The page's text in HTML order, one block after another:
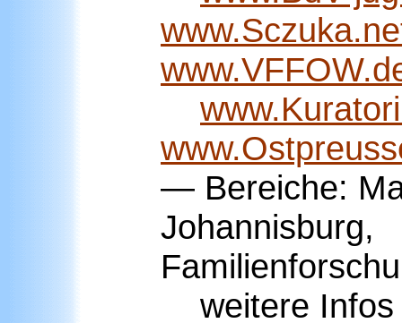
— Bereiche:
Johannisburg,
weitere Infos